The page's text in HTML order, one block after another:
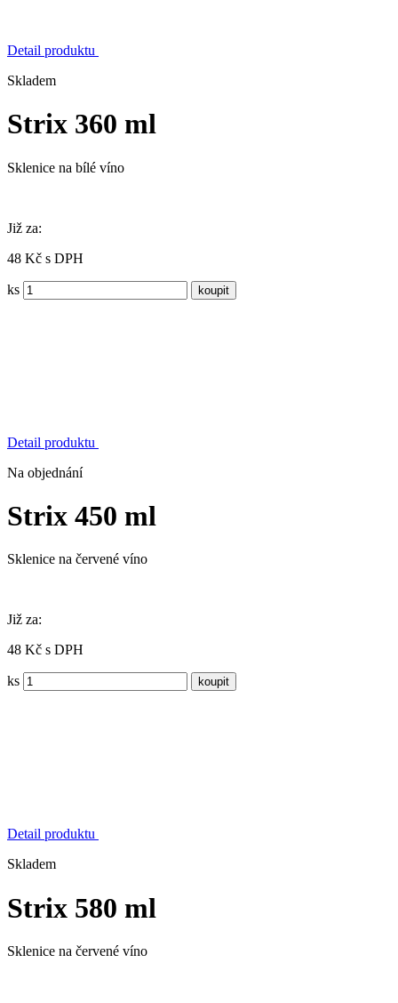
Detail produktu
Skladem
Strix 360 ml
Sklenice na bílé víno
Již za:
48 Kč s DPH
ks
Detail produktu
Na objednání
Strix 450 ml
Sklenice na červené víno
Již za:
48 Kč s DPH
ks
Detail produktu
Skladem
Strix 580 ml
Sklenice na červené víno